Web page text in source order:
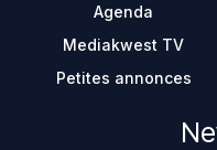
Agenda
Mediakwest TV
Petites annonces